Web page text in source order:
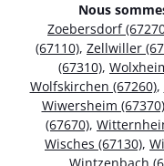
Nous
Zoebersdorf
(67110), Zellwiller
(67310),
Wolfskirchen (67260),
Wiwersheim (67370)
(67670),
Wisches (67130),